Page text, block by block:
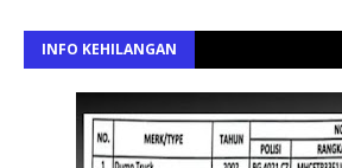
INFO KEHILANGAN